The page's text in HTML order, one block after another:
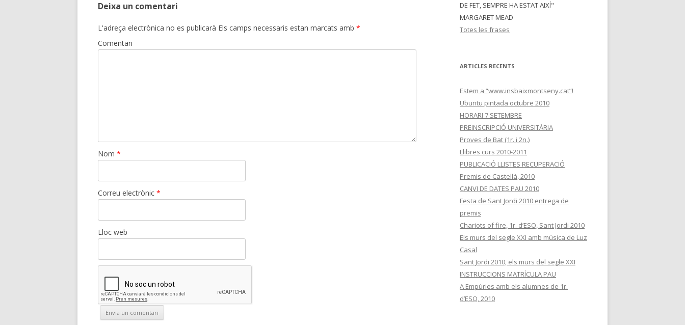
Deixa un comentari
L'adreça electrònica no es publicarà Els camps necessaris estan marcats amb *
Comentari
Nom *
Correu electrònic *
Lloc web
DE FET, SEMPRE HA ESTAT AIXÍ"
MARGARET MEAD
Totes les frases
ARTICLES RECENTS
Estem a “www.insbaixmontseny.cat”!
Ubuntu pintada octubre 2010
HORARI 7 SETEMBRE
PREINSCRIPCIÓ UNIVERSITÀRIA
Proves de Bat (1r. i 2n.)
Llibres curs 2010-2011
PUBLICACIÓ LLISTES RECUPERACIÓ
Premis de Castellà, 2010
CANVI DE DATES PAU 2010
Festa de Sant Jordi 2010 entrega de
premis
Chariots of fire, 1r. d’ESO, Sant Jordi 2010
Els murs del segle XXI amb música de Luz
Casal
Sant Jordi 2010, els murs del segle XXI
INSTRUCCIONS MATRÍCULA PAU
A Empúries amb els alumnes de 1r.
d’ESO, 2010